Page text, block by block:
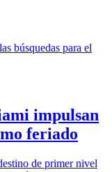
impulsan
feriado